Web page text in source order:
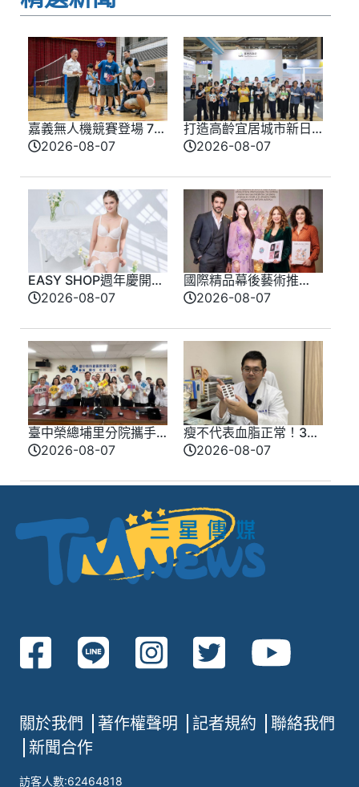
嘉義無人機競賽登場 73
隊挑戰穿越賽與無人機
2026-08-07
打造高齡宜居城市新日
常 臺北館亮相高齡健
2026-08-07
EASY SHOP週年慶開
跑！全新「戀戀星光」
轉身即是焦點
2026-08-07
國際精品幕後藝術推
手 法朵艾絲琳打造千
2026-08-07
臺中榮總埔里分院攜手
檢方 深化醫事倫理教育
2026-08-07
瘦不代表血脂正常！30
多歲男三酸甘油脂飆破
2026-08-07
關於我們 著作權聲明 記者規約
聯絡我們
新聞合作
訪客人數:62464818